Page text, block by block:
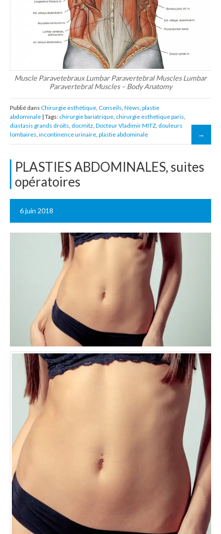
Muscle Paravetebraux Lumbar Paravertebral Muscles Lumbar
Paravertebral Muscles – Body Anatomy
Publié dans Chirurgie esthétique Conseils News plastie
abdominale | Tags: chirurgie bariatrique chirurgie esthetique paris
diastasis grands droits docmitz Docteur Vladimir MITZ douleurs
lombaires incontinence urinaire plastie abdominale
PLASTIES ABDOMINALES, suites
opératoires
6 juin 2018